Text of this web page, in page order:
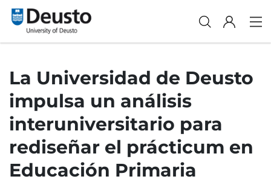
La Universidad de Deusto
impulsa un análisis
interuniversitario para
rediseñar el prácticum en
Educación Primaria